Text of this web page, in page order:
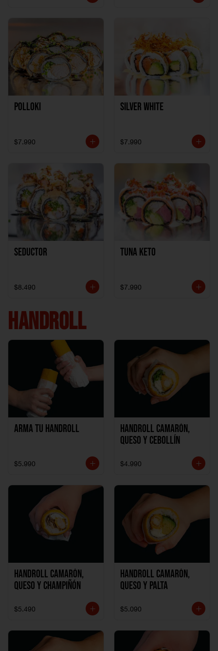
Polloki
$7.990
SILVER WHITE
$7.990
Seductor
$8.490
TUNA KETO
$7.990
HANDROLL
Arma tu handroll
$5.990
Handroll Camarón,
Queso y Cebollín
$4.990
Handroll Camarón,
Queso y Champiñón
$5.490
Handroll Camarón,
Queso y Palta
$5.090